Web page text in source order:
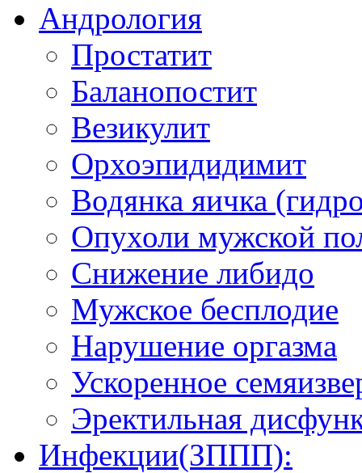
Андрология
Простатит
Баланопостит
Везикулит
Орхоэпидидимит
Водянка яичка
Опухоли мужской
Снижение либидо
Мужское бесплодие
Нарушение оргазма
Ускоренное
Эректильная
Инфекции(ЗППП):